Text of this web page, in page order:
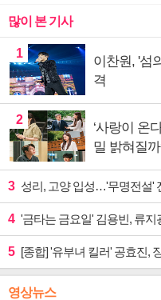
많이 본 기사
1
이찬원, '섬
격
2
‘사랑이 온
밀 밝혀질
3 성리, 고양 입성…'무명전설'
4 '금타는 금요일' 김용빈, 류지
5 [종합] '유부녀 킬러' 공효진, 장
영상뉴스